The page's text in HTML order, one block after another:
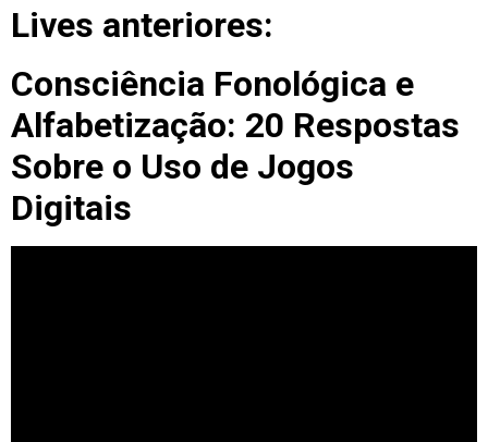
Lives anteriores:
Consciência Fonológica e
Alfabetização: 20 Respostas
Sobre o Uso de Jogos
Digitais